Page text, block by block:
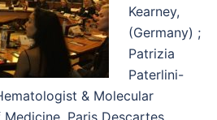
Kearney,
(Germany) ;
Patrizia
Paterlini-
& Molecular